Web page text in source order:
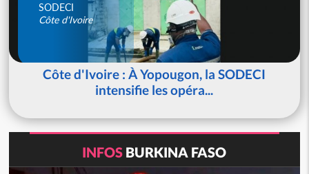
SODECI
Côte d'Ivoire
Côte d'Ivoire : À Yopougon, la SODECI
intensifie les opéra...
INFOS BURKINA FASO